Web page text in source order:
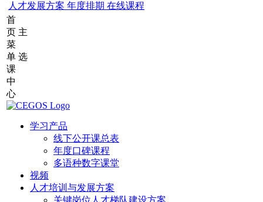
人才发展方案 年度排期 在线课程
首
页 主
菜
单 选
课
中
心
学习产品
线下公开课总表
年度口碑课程
多语种数字课堂
视频
人才培训与发展方案
关键岗位人才梯队建设方案